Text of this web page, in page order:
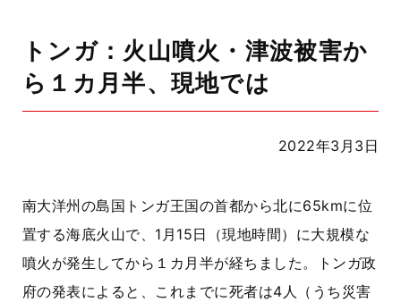
トンガ：火山噴火・津波被害か
ら１カ月半、現地では
2022年3月3日
南大洋州の島国トンガ王国の首都から北に65kmに位
置する海底火山で、1月15日（現地時間）に大規模な
噴火が発生してから１カ月半が経ちました。トンガ政
府の発表によると、これまでに死者は4人（うち災害